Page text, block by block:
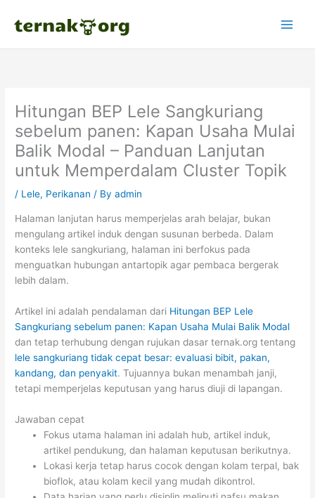
Hitungan BEP Lele Sangkuriang
sebelum panen: Kapan Usaha Mulai
Balik Modal – Panduan Lanjutan
untuk Memperdalam Cluster Topik
/ Lele, Perikanan / Byadmin
Halaman lanjutan harus memperjelas arah belajar, bukan
mengulang artikel induk dengan susunan berbeda. Dalam
konteks lele sangkuriang, halaman ini berfokus pada
menguatkan hubungan antartopik agar pembaca bergerak
lebih dalam.
Artikel ini adalah pendalaman dari Hitungan BEP Lele
Sangkuriang sebelum panen: Kapan Usaha Mulai Balik Modal
dan tetap terhubung dengan rujukan dasar ternak.org tentang
lele sangkuriang tidak cepat besar: evaluasi bibit, pakan,
kandang, dan penyakit. Tujuannya bukan menambah janji,
tetapi memperjelas keputusan yang harus diuji di lapangan.
Jawaban cepat
Fokus utama halaman ini adalah hub, artikel induk,
artikel pendukung, dan halaman keputusan berikutnya.
Lokasi kerja tetap harus cocok dengan kolam terpal, bak
bioflok, atau kolam kecil yang mudah dikontrol.